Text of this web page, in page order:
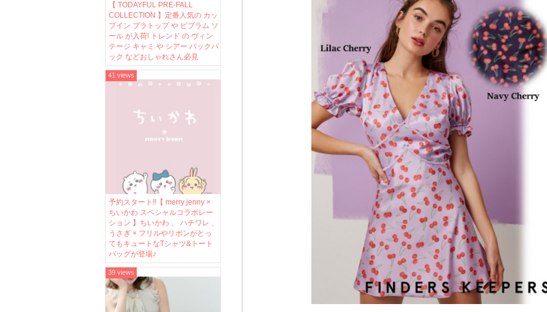
【 TODAYFUL PRE-FALL
COLLECTION 】定番人気の カッ
プイン ブラトップ や ビブラム ソ
ール が入荷! トレンド の ヴィン
テージ キャミ や シアー バックパ
ック などおしゃれさん必見
予約スタート!!【 merry jenny ×
ちいかわ スペシャルコラボレー
ション 】ちいかわ 、 ハチワレ 、
うさぎ × フリルやリボンがとっ
てもキュートなTシャツ&トート
バッグが登場♪
41 views
39 views